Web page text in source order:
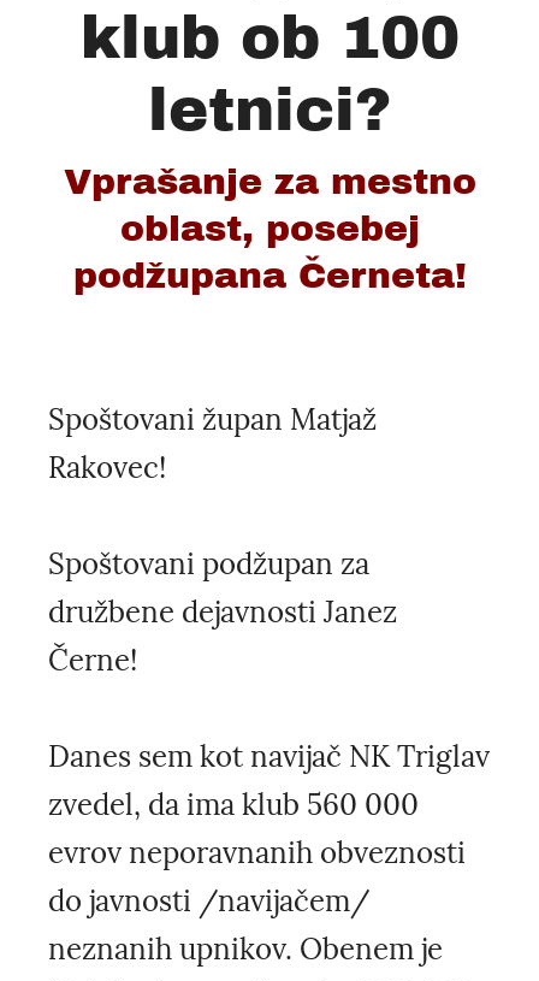
klub ob 100
letnici?
Vprašanje za mestno
oblast, posebej
podžupana Černeta!
Spoštovani župan Matjaž
Rakovec!
Spoštovani podžupan za
družbene dejavnosti Janez
Černe!
Danes sem kot navijač NK Triglav
zvedel, da ima klub 560 000
evrov neporavnanih obveznosti
do javnosti /navijačem/
neznanih upnikov. Obenem je